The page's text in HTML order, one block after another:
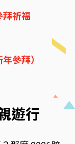
拜祈福
參拜）
遊行